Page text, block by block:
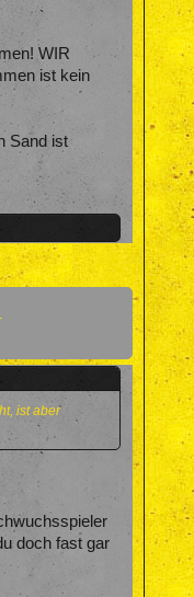
WIR
ist kein
Sand ist
ist aber
doch fast gar